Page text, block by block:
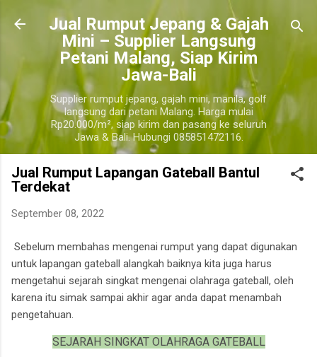
Langsung ke konten utama
​Jual Rumput Jepang & Gajah
Mini – Supplier Langsung
Petani Malang, Siap Kirim
Jawa-Bali
Supplier rumput jepang, gajah mini, manila, golf
langsung dari petani Malang. Harga mulai
Rp20.000/m², siap kirim dan pasang ke seluruh
Jawa & Bali. Hubungi 085851472116.
Jual Rumput Lapangan Gateball Bantul
Terdekat
September 08, 2022
Sebelum membahas mengenai rumput yang dapat digunakan
untuk lapangan gateball alangkah baiknya kita juga harus
mengetahui sejarah singkat mengenai olahraga gateball, oleh
karena itu simak sampai akhir agar anda dapat menambah
pengetahuan.
SEJARAH SINGKAT OLAHRAGA GATEBALL